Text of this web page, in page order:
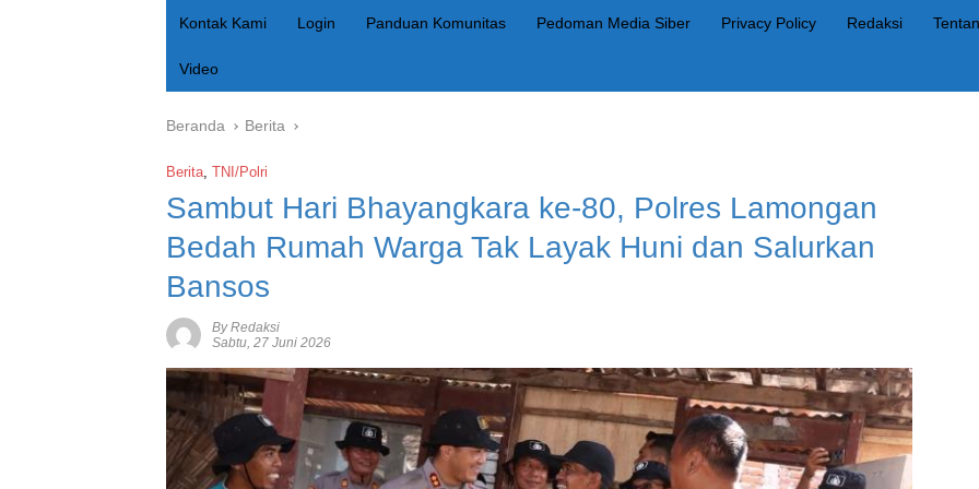
Kontak Kami Login Panduan Komunitas Pedoman Media Siber Privacy Policy Redaksi
Video
Beranda Berita
Berita, TNI/Polri
Sambut Hari Bhayangkara ke-80, Polres Lamongan
Bedah Rumah Warga Tak Layak Huni dan Salurkan
Bansos
By Redaksi
Sabtu, 27 Juni 2026